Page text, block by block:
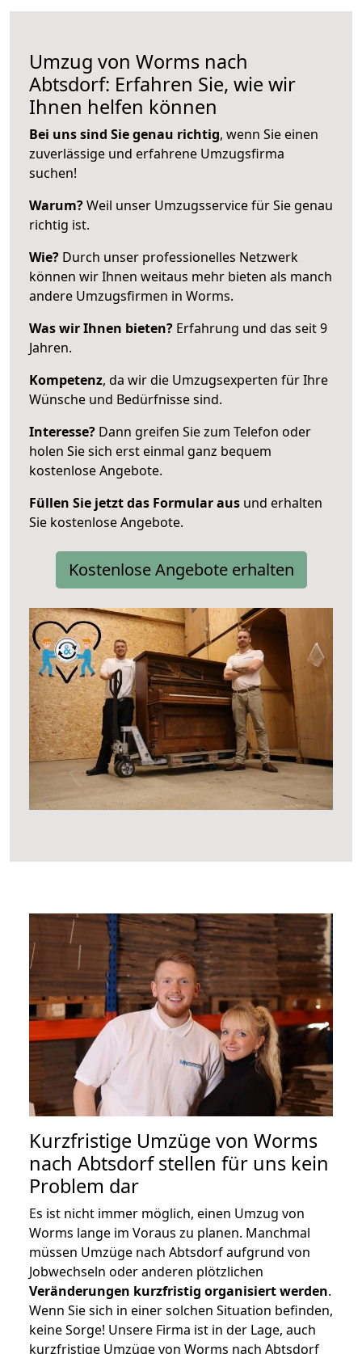
Umzug von Worms nach
Abtsdorf: Erfahren Sie, wie wir
Ihnen helfen können
Bei uns sind Sie genau richtig, wenn Sie einen
zuverlässige und erfahrene Umzugsfirma
suchen!
Warum?Weil unser Umzugsservice für Sie genau
richtig ist.
Wie? Durch unser professionelles Netzwerk
können wir Ihnen weitaus mehr bieten als manch
andere Umzugsfirmen in Worms.
Was wir Ihnen bieten? Erfahrung und das seit 9
Jahren.
Kompetenz, da wir die Umzugsexperten für Ihre
Wünsche und Bedürfnisse sind.
Interesse? Dann greifen Sie zum Telefon oder
holen Sie sich erst einmal ganz bequem
kostenlose Angebote.
Füllen Sie jetzt das Formular aus und erhalten
Sie kostenlose Angebote.
Kostenlose Angebote erhalten
Kurzfristige Umzüge von Worms
nach Abtsdorf stellen für uns kein
Problem dar
Es ist nicht immer möglich, einen Umzug von
Worms lange im Voraus zu planen. Manchmal
müssen Umzüge nach Abtsdorf aufgrund von
Jobwechseln oder anderen plötzlichen
Veränderungen kurzfristig organisiert werden.
Wenn Sie sich in einer solchen Situation befinden,
keine Sorge! Unsere Firma ist in der Lage, auch
kurzfristige Umzüge von Worms nach Abtsdorf